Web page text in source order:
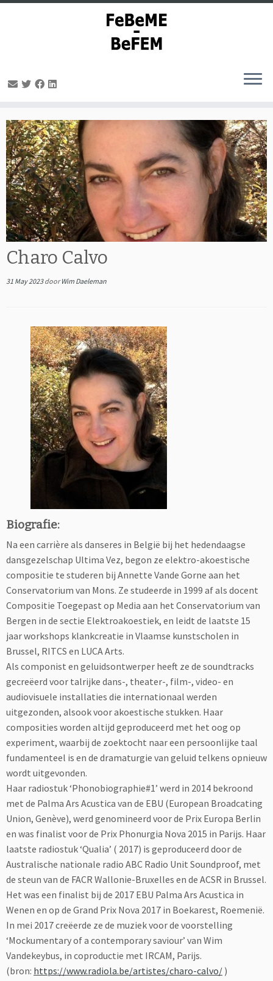
naar
inhoud
Charo Calvo
31 May 2023 doorWim Daeleman
Biografie:
Na een carrière als danseres in België bij het hedendaagse
dansgezelschap Ultima Vez, begon ze elektro-akoestische
compositie te studeren bij Annette Vande Gorne aan het
Conservatorium van Mons. Ze studeerde in 1999 af als docent
Compositie Toegepast op Media aan het Conservatorium van
Bergen in de sectie Elektroakoestiek, en leidt de laatste 15
jaar workshops klankcreatie in Vlaamse kunstscholen in
Brussel, RITCS en LUCA Arts.
Als componist en geluidsontwerper heeft ze de soundtracks
gecreëerd voor talrijke dans-, theater-, film-, video- en
audiovisuele installaties die internationaal werden
uitgezonden, alsook voor akoestische stukken. Haar
composities worden altijd geproduceerd met het oog op
experiment, waarbij de zoektocht naar een persoonlijke taal
fundamenteel is en de dramaturgie van geluid telkens opnieuw
wordt uitgevonden.
Haar radiostuk ‘Phonobiographie#1’ werd in 2014 bekroond
met de Palma Ars Acustica van de EBU (European Broadcating
Union, Genève), werd genomineerd voor de Prix Europa Berlin
en was finalist voor de Prix Phonurgia Nova 2015 in Parijs. Haar
laatste radiostuk ‘Qualia’ ( 2017) is geproduceerd door de
Australische nationale radio ABC Radio Unit Soundproof, met
de steun van de FACR Wallonie-Bruxelles en de ACSR in Brussel.
Het was een finalist bij de 2017 EBU Palma Ars Acustica in
Wenen en op de Grand Prix Nova 2017 in Boekarest, Roemenië.
In mei 2017 creëerde ze de muziek voor de voorstelling
‘Mockumentary of a contemporary saviour’ van Wim
Vandekeybus, in coproductie met IRCAM, Parijs.
(bron: https://www.radiola.be/artistes/charo-calvo/ )